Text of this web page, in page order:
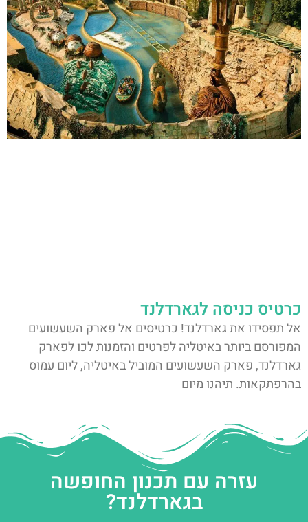
כרטיס כניסה לגארדלנד
אל תפסידו את גארדלנד! כרטיסים אל פארק השעשועים
המפורסם ביותר באיטליה לפרטים והזמנות לכו לפארק
גארדלנד, פארק השעשועים המוביל באיטליה, ליום עמוס
בהרפתקאות. תיהנו מיום
עזרה עם תכנון החופשה
בגארדלנד?